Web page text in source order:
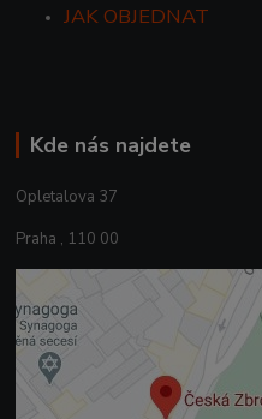
JAK OBJEDNAT
Kde nás najdete
Opletalova 37
Praha , 110 00